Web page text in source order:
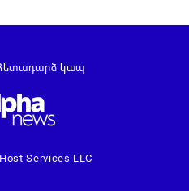
Services LLC
կապ